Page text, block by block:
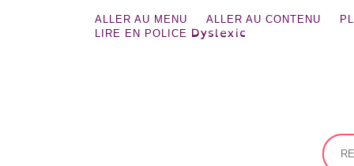
ALLER AU MENU ALLER AU CONTENU
LIRE EN POLICE Dyslexic